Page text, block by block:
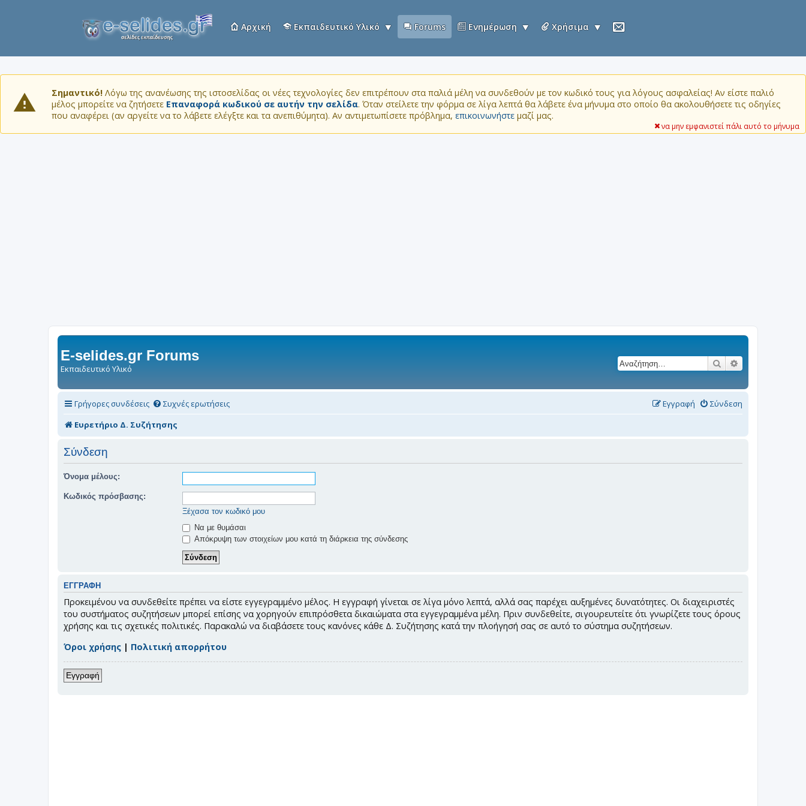
Αρχική Εκπαιδευτικό Υλικό Forums Ενημέρωση Χρήσιμα
Σημαντικό! Λόγω της ανανέωσης της ιστοσελίδας οι νέες τεχνολογίες δεν επιτρέπουν στα παλιά μέλη να συνδεθούν με τον κωδικό τους για λόγους ασφαλείας! Αν είστε παλιό
μέλος μπορείτε να ζητήσετε Επαναφορά κωδικού σε αυτήν την σελίδα. Όταν στείλετε την φόρμα σε λίγα λεπτά θα λάβετε ένα μήνυμα στο οποίο θα ακολουθήσετε τις οδηγίες
που αναφέρει (αν αργείτε να το λάβετε ελέγξτε και τα ανεπιθύμητα). Αν αντιμετωπίσετε πρόβλημα, επικοινωνήστε μαζί μας.
να μην εμφανιστεί πάλι αυτό το μήνυμα
E-selides.gr Forums
Εκπαιδευτικό Υλικό
Αναζήτηση
Γρήγορες συνδέσεις Συχνές ερωτήσεις Σύνδεση
Εγγραφή
Ευρετήριο Δ. Συζήτησης
Σύνδεση
Όνομα μέλους:
Κωδικός πρόσβασης:
Ξέχασα τον κωδικό μου
Να με θυμάσαι
Απόκρυψη των στοιχείων μου κατά τη διάρκεια της σύνδεσης
ΕΓΓΡΑΦΉ
Προκειμένου να συνδεθείτε πρέπει να είστε εγγεγραμμένο μέλος. Η εγγραφή γίνεται σε λίγα μόνο λεπτά, αλλά σας παρέχει αυξημένες δυνατότητες. Οι διαχειριστές
του συστήματος συζητήσεων μπορεί επίσης να χορηγούν επιπρόσθετα δικαιώματα στα εγγεγραμμένα μέλη. Πριν συνδεθείτε, σιγουρευτείτε ότι γνωρίζετε τους όρους
χρήσης και τις σχετικές πολιτικές. Παρακαλώ να διαβάσετε τους κανόνες κάθε Δ. Συζήτησης κατά την πλοήγησή σας σε αυτό το σύστημα συζητήσεων.
Όροι χρήσης | Πολιτική απορρήτου
Εγγραφή